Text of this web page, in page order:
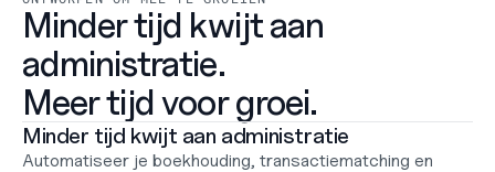
Minder tijd kwijt aan
administratie.
Meer tijd voor groei.
Minder tijd kwijt aan administratie
Automatiseer je boekhouding, transactiematching en